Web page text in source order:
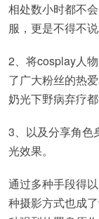
相处数小时都不
服，更是不得不说
2、将cosplay人
了广大粉丝的热
奶光下野病弃疗
3、以及分享角色
光效果。
通过多种手段得
种摄影方式也成